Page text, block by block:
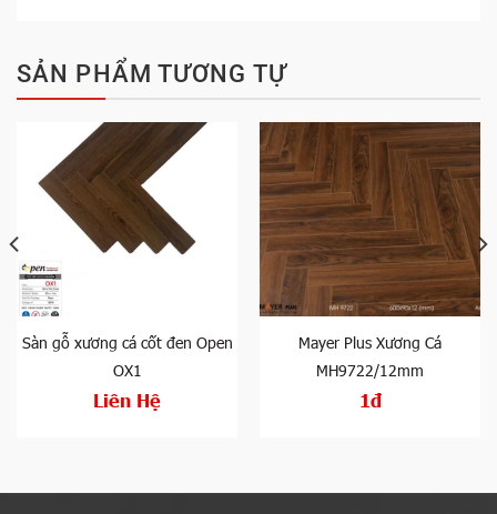
SẢN PHẨM TƯƠNG TỰ
Sàn gỗ xương cá cốt đen Open
OX1
Liên Hệ
Mayer Plus Xương Cá
MH9722/12mm
1đ